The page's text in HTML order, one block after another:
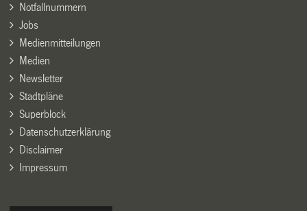
Notfallnummern
Jobs
Medienmitteilungen
Medien
Newsletter
Stadtpläne
Superblock
Datenschutzerklärung
Disclaimer
Impressum